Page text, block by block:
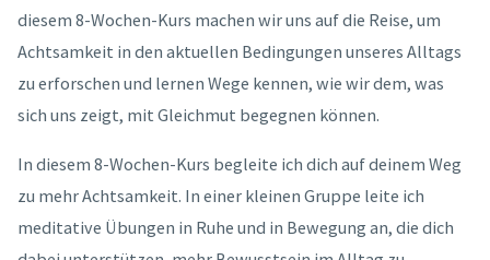
diesem 8-Wochen-Kurs machen wir uns auf die Reise, um
Achtsamkeit in den aktuellen Bedingungen unseres Alltags
zu erforschen und lernen Wege kennen, wie wir dem, was
sich uns zeigt, mit Gleichmut begegnen können.
In diesem 8-Wochen-Kurs begleite ich dich auf deinem Weg
zu mehr Achtsamkeit. In einer kleinen Gruppe leite ich
meditative Übungen in Ruhe und in Bewegung an, die dich